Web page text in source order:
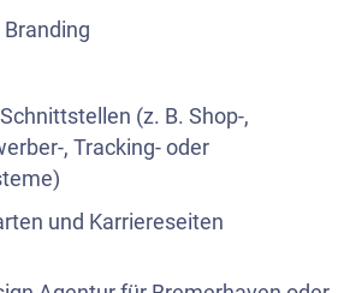
(z. B. Shop-,
, Tracking- oder
und Karriereseiten